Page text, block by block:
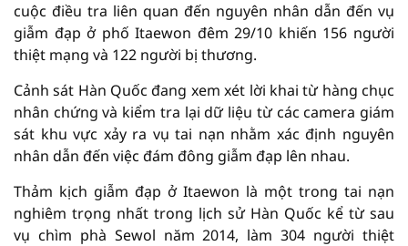
cuộc điều tra liên quan đến nguyên nhân dẫn đến vụ
giẫm đạp ở phố Itaewon đêm 29/10 khiến 156 người
thiệt mạng và 122 người bị thương.
Cảnh sát Hàn Quốc đang xem xét lời khai từ hàng chục
nhân chứng và kiểm tra lại dữ liệu từ các camera giám
sát khu vực xảy ra vụ tai nạn nhằm xác định nguyên
nhân dẫn đến việc đám đông giẫm đạp lên nhau.
Thảm kịch giẫm đạp ở Itaewon là một trong tai nạn
nghiêm trọng nhất trong lịch sử Hàn Quốc kể từ sau
vụ chìm phà Sewol năm 2014, làm 304 người thiệt